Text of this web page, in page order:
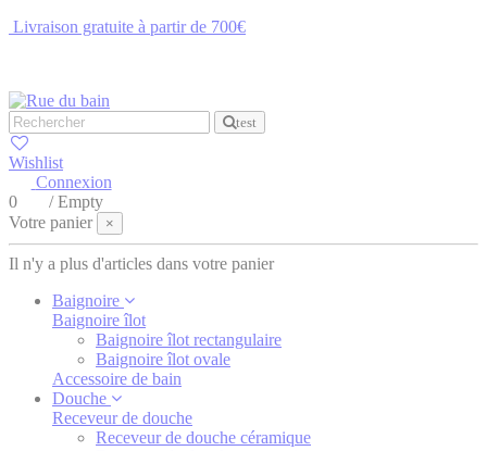
Livraison gratuite à partir de 700€
test
Wishlist
Connexion
0
/Empty
Votre panier
×
Il n'y a plus d'articles dans votre panier
Baignoire
Baignoire îlot
Baignoire îlot rectangulaire
Baignoire îlot ovale
Accessoire de bain
Douche
Receveur de douche
Receveur de douche céramique